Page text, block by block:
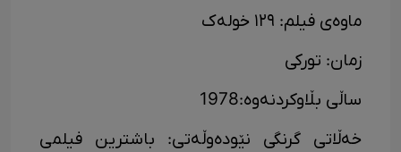
ماوەی فیلم: ١٢٩ خولەک
زمان: تورکی
ساڵی بڵاوکردنەوە:1978
خەڵاتی گرنگی نێودەوڵەتی: باشترین فیلمی